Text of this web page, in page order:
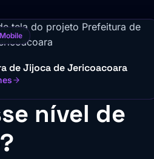
de Jijoca de Jericoacoara
nível de